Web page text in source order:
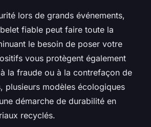
lors de grands événements,
fiable peut faire toute la
le besoin de poser votre
vous protègent également
la fraude ou à la contrefaçon de
plusieurs modèles écologiques
démarche de durabilité en
recyclés.